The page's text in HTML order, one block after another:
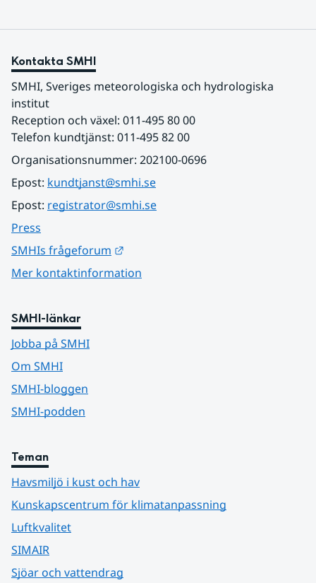
Kontakta SMHI
SMHI, Sveriges meteorologiska och hydrologiska
institut
Reception och växel: 011-495 80 00
Telefon kundtjänst: 011-495 82 00
Organisationsnummer: 202100-0696
Epost: kundtjanst@smhi.se
Epost: registrator@smhi.se
Press
SMHIs frågeforum
Mer kontaktinformation
SMHI-länkar
Jobba på SMHI
Om SMHI
SMHI-bloggen
SMHI-podden
Teman
Havsmiljö i kust och hav
Kunskapscentrum för klimatanpassning
Luftkvalitet
SIMAIR
Sjöar och vattendrag